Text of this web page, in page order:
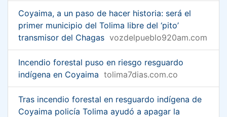
Coyaima, a un paso de hacer historia: será el
primer municipio del Tolima libre del ‘pito’
transmisor del Chagas vozdelpueblo920am.com
Incendio forestal puso en riesgo resguardo
indígena en Coyaima tolima7dias.com.co
Tras incendio forestal en resguardo indígena de
Coyaima policía Tolima ayudó a apagar la